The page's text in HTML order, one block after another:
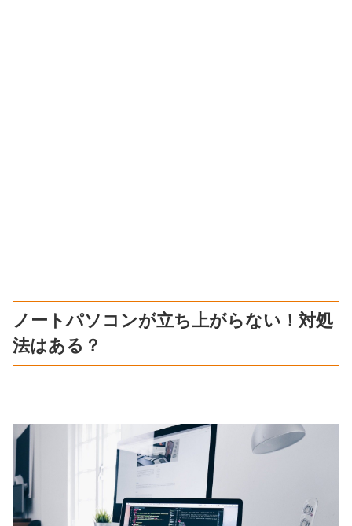
ノートパソコンが立ち上がらない！対処
法はある？